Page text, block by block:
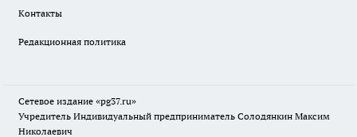
Контакты
Редакционная политика
Сетевое издание «pg37.ru»
Учредитель Индивидуальный предприниматель Солодянкин Максим
Николаевич